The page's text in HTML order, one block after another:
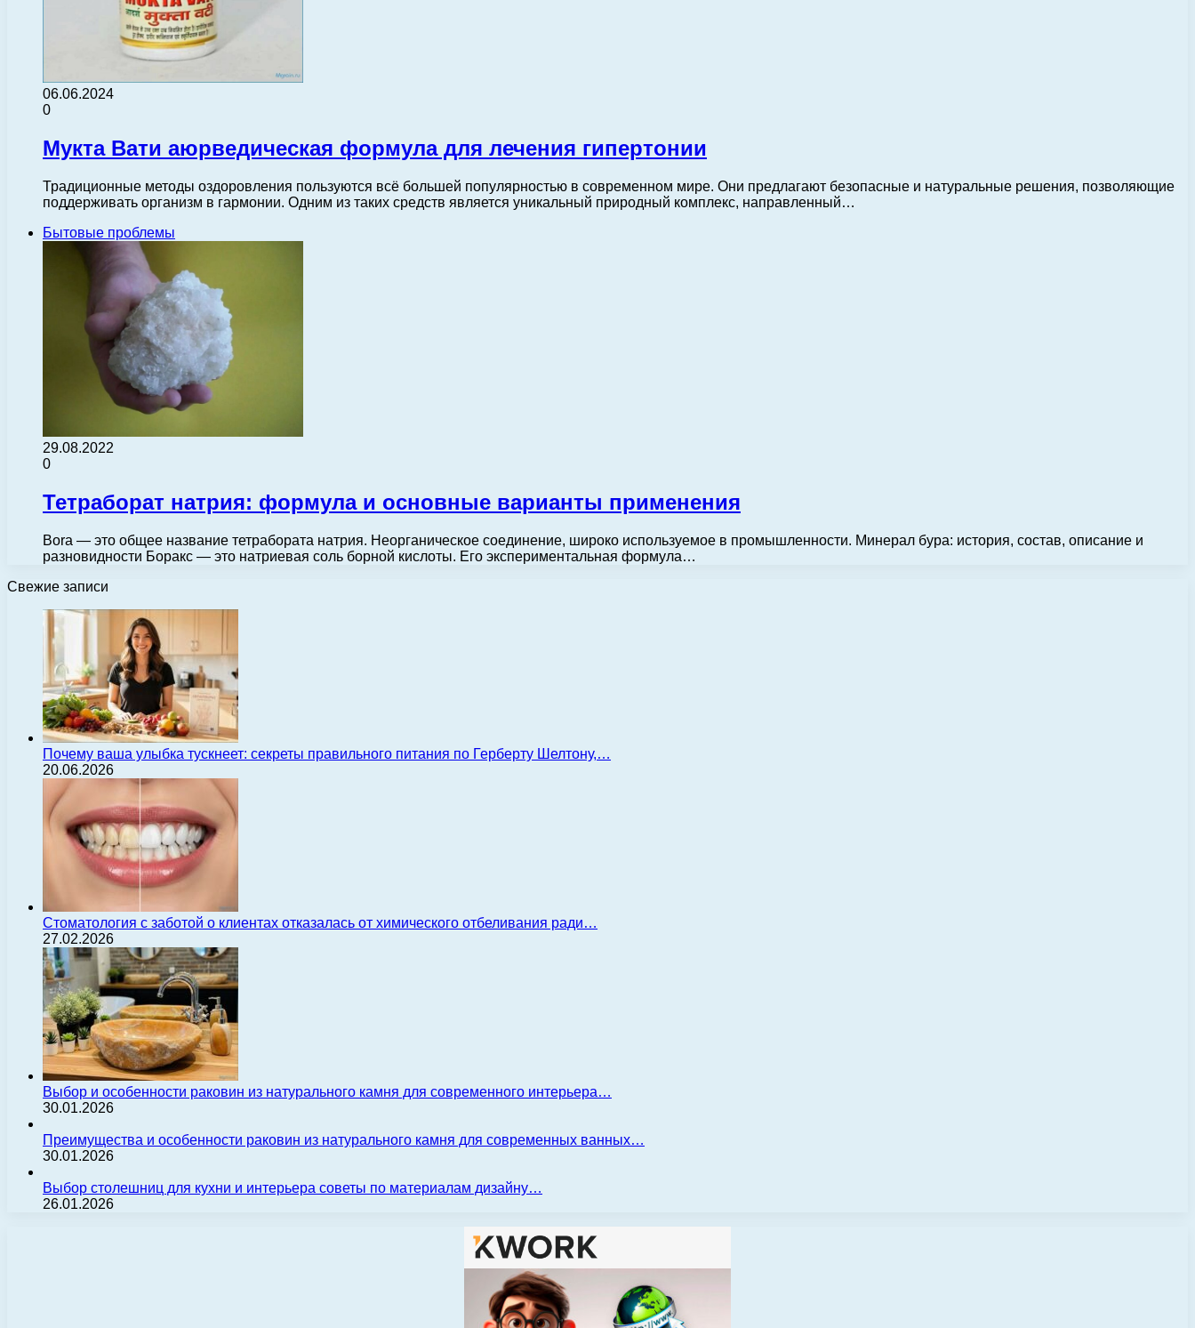
06.06.2024
0
Мукта Вати аюрведическая формула для лечения гипертонии
Традиционные методы оздоровления пользуются всё большей популярностью в современном мире. Они предлагают безопасные и натуральные решения, позволяющие
поддерживать организм в гармонии. Одним из таких средств является уникальный природный комплекс, направленный…
Бытовые проблемы
29.08.2022
0
Тетраборат натрия: формула и основные варианты применения
Bora — это общее название тетрабората натрия. Неорганическое соединение, широко используемое в промышленности. Минерал бура: история, состав, описание и
разновидности Боракс — это натриевая соль борной кислоты. Его экспериментальная формула…
Свежие записи
Почему ваша улыбка тускнеет: секреты правильного питания по Герберту Шелтону,…
20.06.2026
Стоматология с заботой о клиентах отказалась от химического отбеливания ради…
27.02.2026
Выбор и особенности раковин из натурального камня для современного интерьера…
30.01.2026
Преимущества и особенности раковин из натурального камня для современных ванных…
30.01.2026
Выбор столешниц для кухни и интерьера советы по материалам дизайну…
26.01.2026